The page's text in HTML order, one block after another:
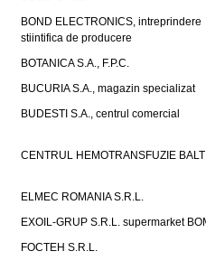
BOND ELECTRONICS, intreprindere
stiintifica de producere
BOTANICA S.A., F.P.C.
BUCURIA S.A., magazin specializat
BUDESTI S.A., centrul comercial
CENTRUL HEMOTRANSFUZIE
ELMEC ROMANIA S.R.L.
EXOIL-GRUP S.R.L. supermarket
FOCTEH S.R.L.